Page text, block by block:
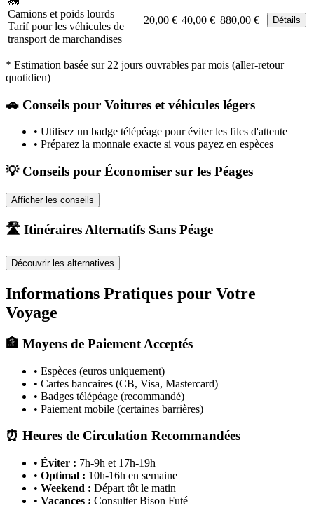
Camions et poids lourds
Tarif pour les véhicules de
transport de marchandises
20,00 € 40,00 € 880,00 € Détails
* Estimation basée sur 22 jours ouvrables par mois (aller-retour
quotidien)
🚗 Conseils pour Voitures et véhicules légers
• Utilisez un badge télépéage pour éviter les files d'attente
• Préparez la monnaie exacte si vous payez en espèces
💡 Conseils pour Économiser sur les Péages
Afficher les conseils
🛣️ Itinéraires Alternatifs Sans Péage
Découvrir les alternatives
Informations Pratiques pour Votre
Voyage
🏦 Moyens de Paiement Acceptés
• Espèces (euros uniquement)
• Cartes bancaires (CB, Visa, Mastercard)
• Badges télépéage (recommandé)
• Paiement mobile (certaines barrières)
⏰ Heures de Circulation Recommandées
• Éviter : 7h-9h et 17h-19h
• Optimal : 10h-16h en semaine
• Weekend : Départ tôt le matin
• Vacances : Consulter Bison Futé